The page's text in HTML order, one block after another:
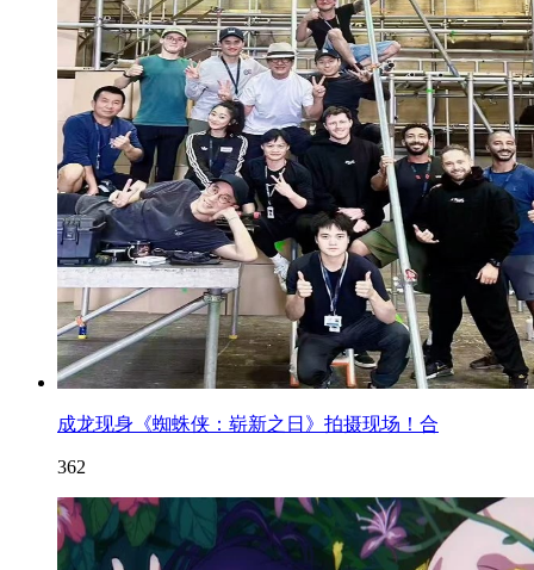
成龙现身《蜘蛛侠：崭新之日》拍摄现场！合
362